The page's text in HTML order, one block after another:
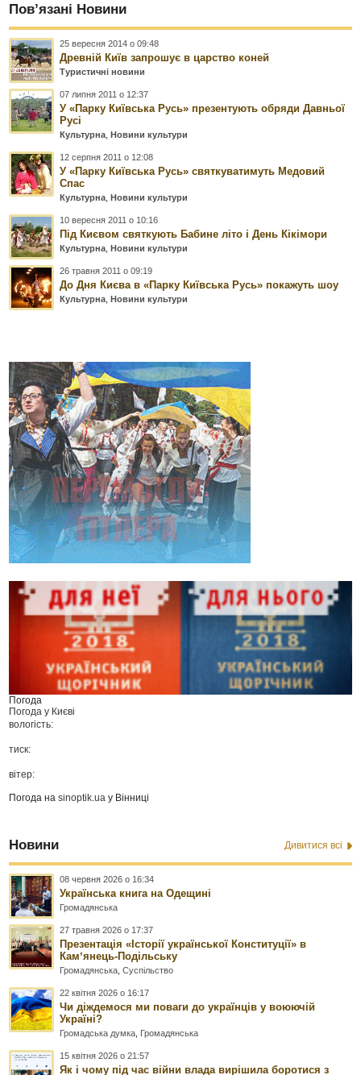
Пов’язані Новини
25 вересня 2014 о 09:48
Древній Київ запрошує в царство коней
Туристичні новини
07 липня 2011 о 12:37
У «Парку Київська Русь» презентують обряди Давньої
Русі
Культурна ,Новини культури
12 серпня 2011 о 12:08
У «Парку Київська Русь» святкуватимуть Медовий
Спас
Культурна ,Новини культури
10 вересня 2011 о 10:16
Під Києвом святкують Бабине літо і День Кікімори
Культурна ,Новини культури
26 травня 2011 о 09:19
До Дня Києва в «Парку Київська Русь» покажуть шоу
Культурна ,Новини культури
Погода
Погода у Києві
вологість:
тиск:
вітер:
Погода наsinoptik.ua у Вінниці
Новини Дивитися всі
08 червня 2026 о 16:34
Українська книга на Одещині
Громадянська
27 травня 2026 о 17:37
Презентація «Історії української Конституції» в
Камʼянець-Подільську
Громадянська ,Суспільство
22 квітня 2026 о 16:17
Чи діждемося ми поваги до українців у воюючій
Україні?
Громадська думка Громадянська
15 квітня 2026 о 21:57
Як і чому під час війни влада вирішила боротися з